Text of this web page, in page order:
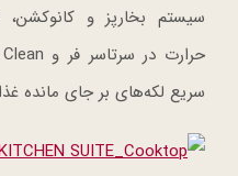
سریع لکه‌های بر جای مانده